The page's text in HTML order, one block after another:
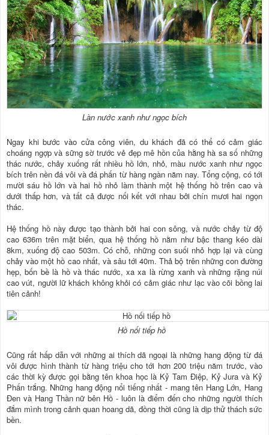
Làn nước xanh như ngọc bích
Ngay khi bước vào cửa công viên, du khách đã có thể có cảm giác
choáng ngợp và sững sờ trước vẻ đẹp mê hồn của hằng hà sa số những
thác nước, chảy xuống rất nhiều hồ lớn, nhỏ, màu nước xanh như ngọc
bích trên nền đá vôi và đá phấn từ hàng ngàn năm nay. Tổng cộng, có tới
mười sáu hồ lớn và hai hồ nhỏ làm thành một hệ thống hồ trên cao và
dưới thấp hơn, và tất cả được nối kết với nhau bởi chín mươi hai ngọn
thác.
Hệ thống hồ này được tạo thành bởi hai con sông, và nước chảy từ độ
cao 636m trên mặt biển, qua hệ thống hồ nằm như bậc thang kéo dài
8km, xuống độ cao 503m. Có chỗ, những con suối nhỏ hợp lại và cùng
chảy vào một hồ cao nhất, và sâu tới 40m. Thả bộ trên những con đường
hẹp, bốn bề là hồ và thác nước, xa xa là rừng xanh và những rặng núi
cao vút, người lữ khách không khỏi có cảm giác như lạc vào cõi bồng lai
tiên cảnh!
Hồ nối tiếp hồ
Cũng rất hấp dẫn với những ai thích dã ngoại là những hang động từ đá
vôi được hình thành từ hàng triệu cho tới hơn 200 triệu năm trước, vào
các thời kỳ được gọi bằng tên khoa học là Kỷ Tam Điệp, Kỷ Jura và Kỷ
Phấn trắng. Những hang động nổi tiếng nhất - mang tên Hang Lớn, Hang
Đen và Hang Thần nữ bên Hồ - luôn là điểm đến cho những người thích
đắm mình trong cảnh quan hoang dã, đồng thời cũng là dịp thử thách sức
bền.